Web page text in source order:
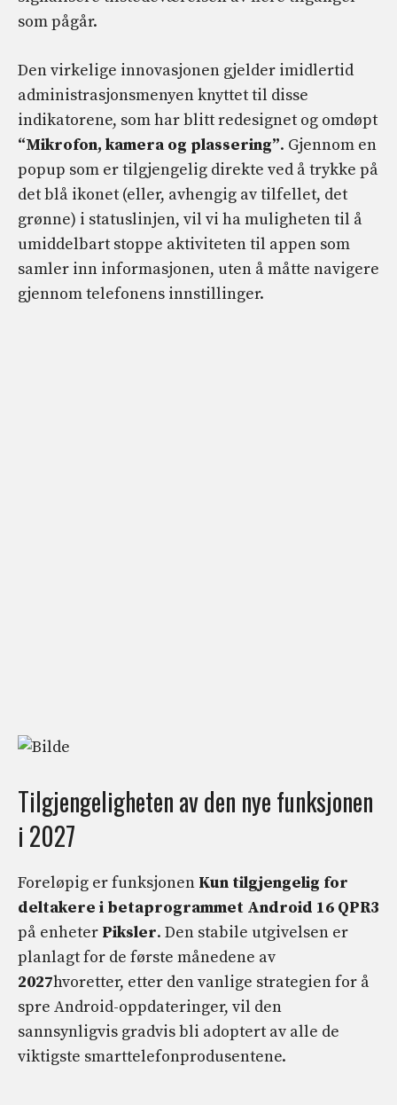
som pågår.
Den virkelige innovasjonen gjelder imidlertid
administrasjonsmenyen knyttet til disse
indikatorene, som har blitt redesignet og omdøpt
“Mikrofon, kamera og plassering”. Gjennom en
popup som er tilgjengelig direkte ved å trykke på
det blå ikonet (eller, avhengig av tilfellet, det
grønne) i statuslinjen, vil vi ha muligheten til å
umiddelbart stoppe aktiviteten til appen som
samler inn informasjonen, uten å måtte navigere
gjennom telefonens innstillinger.
Tilgjengeligheten av den nye funksjonen
i 2027
Foreløpig er funksjonen Kun tilgjengelig for
deltakere i betaprogrammet Android 16 QPR3
på enheter Piksler. Den stabile utgivelsen er
planlagt for de første månedene av
2027hvoretter, etter den vanlige strategien for å
spre Android-oppdateringer, vil den
sannsynligvis gradvis bli adoptert av alle de
viktigste smarttelefonprodusentene.